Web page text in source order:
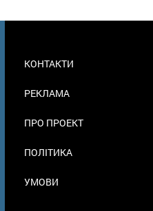
В
КОНТАКТИ
РЕКЛАМА
ПРО ПРОЕКТ
ПОЛІТИКА
УМОВИ